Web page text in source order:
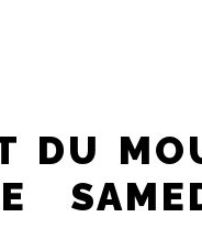
DU